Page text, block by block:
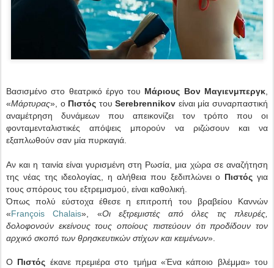
Βασισμένο στο θεατρικό έργο του Μάριους Βον Μαγιενμπεργκ,
«Μάρτυρας», ο Πιστός τουSerebrennikov είναι μία συναρπαστική
αναμέτρηση δυνάμεων που απεικονίζει τον τρόπο που οι
φονταμενταλιστικές απόψεις μπορούν να ριζώσουν και να
εξαπλωθούν σαν μία πυρκαγιά.
Αν και η ταινία είναι γυρισμένη στη Ρωσία, μια χώρα σε αναζήτηση
της νέας της ιδεολογίας, η αλήθεια που ξεδιπλώνει ο Πιστόςγια
τους σπόρους του εξτρεμισμού, είναι καθολική.
Όπως πολύ εύστοχα έθεσε η επιτροπή του βραβείου Καννών
«François Chalais», «Οι εξτρεμιστές από όλες τις πλευρές,
δολοφονούν εκείνους τους οποίους πιστεύουν ότι προδίδουν τον
αρχικό σκοπό των θρησκευτικών στίχων και κειμένων».
Ο Πιστός έκανε πρεμιέρα στο τμήμα «Ένα κάποιο βλέμμα» του